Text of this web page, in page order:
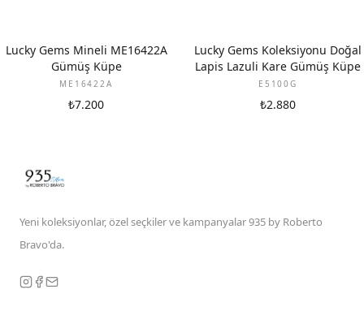
Lucky Gems Mineli ME16422A
Gümüş Küpe
ME16422A
₺7.200
Lucky Gems Koleksiyonu Doğal
Lapis Lazuli Kare Gümüş Küpe
E5100G
₺2.880
Yeni koleksiyonlar, özel seçkiler ve kampanyalar 935 by Roberto
Bravo'da.